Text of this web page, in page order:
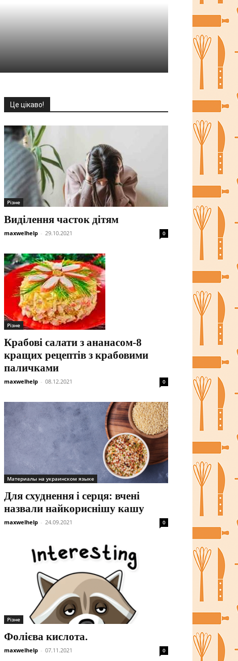
Це цікаво!
Різне
Виділення часток дітям
maxwelhelp - 29.10.2021 0
Різне
Крабові салати з ананасом-8
кращих рецептів з крабовими
паличками
maxwelhelp - 08.12.2021 0
Материалы на украинском языке
Для схуднення і серця: вчені
назвали найкориснішу кашу
maxwelhelp - 24.09.2021 0
Різне
Фолієва кислота.
maxwelhelp - 07.11.2021 0